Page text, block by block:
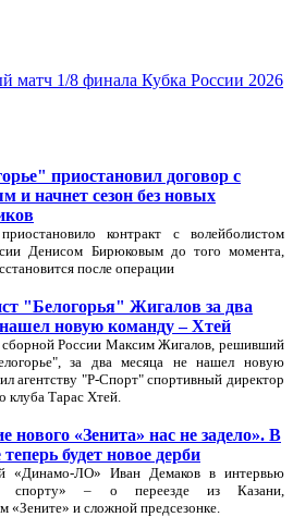
матч 1/8 финала Кубка России 2026
приостановил договор с
и начнет сезон без новых
контракт с волейболистом
Денисом Бирюковым до того момента,
после операции
"Белогорья" Жигалов за два
новую команду – Хтей
сборной России Максим Жигалов, решивший
за два месяца не нашел новую
агентству "Р-Спорт" спортивный директор
клуба Тарас Хтей.
нового «Зенита» нас не задело». В
будет новое дерби
«Динамо-ЛО» Иван Демаков в интервью
спорту» – о переезде из Казани,
«Зените» и сложной предсезонке.